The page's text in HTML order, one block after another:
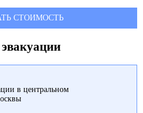
СТОИМОСТЬ
в центральном